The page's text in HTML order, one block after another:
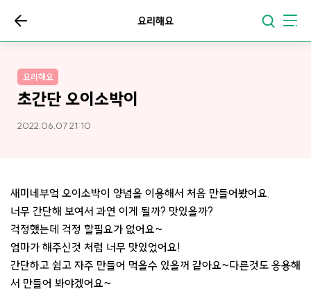
요리해요
요리해요
초간단 오이소박이
2022.06.07 21:10
새미네부엌 오이소박이 양념을 이용해서 처음 만들어봤어요.
너무 간단해 보여서 과연 이게 될까? 맛있을까?
걱정했는데 걱정 할필요가 없어요~
엄마가 해주신것 처럼 너무 맛있었어요!
간단하고 쉽고 자주 만들어 먹을수 있을꺼 같아요~다른것도 응용해
서 만들어 봐야겠어요~